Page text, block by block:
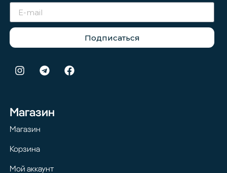
Подписаться
Магазин
Магазин
Корзина
Мой аккаунт